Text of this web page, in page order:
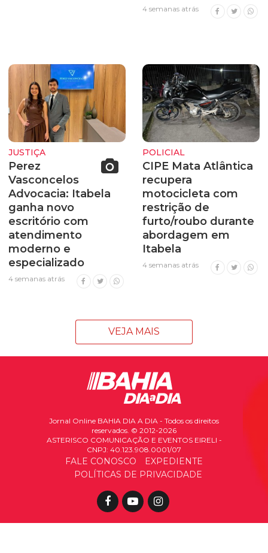
4 semanas atrás
JUSTIÇA
Perez
Vasconcelos
Advocacia: Itabela
ganha novo
escritório com
atendimento
moderno e
especializado
4 semanas atrás
POLICIAL
CIPE Mata Atlântica
recupera
motocicleta com
restrição de
furto/roubo durante
abordagem em
Itabela
4 semanas atrás
VEJA MAIS
Jornal Online BAHIA DIA A DIA - Todos os direitos
reservados. © 2012-2026
ASTERISCO COMUNICAÇÃO E EVENTOS EIRELI -
CNPJ: 40.123.908.0001/07
FALE CONOSCO
EXPEDIENTE
POLÍTICAS DE PRIVACIDADE